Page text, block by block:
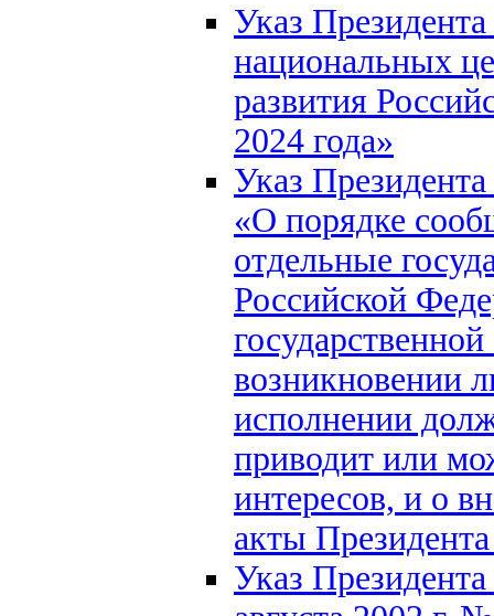
Указ
национальных
развития
2024 года»
Указ
«О порядке
отдельные
Российской
возникновении
исполнении
приводит или
интересов, и о
акты
Указ